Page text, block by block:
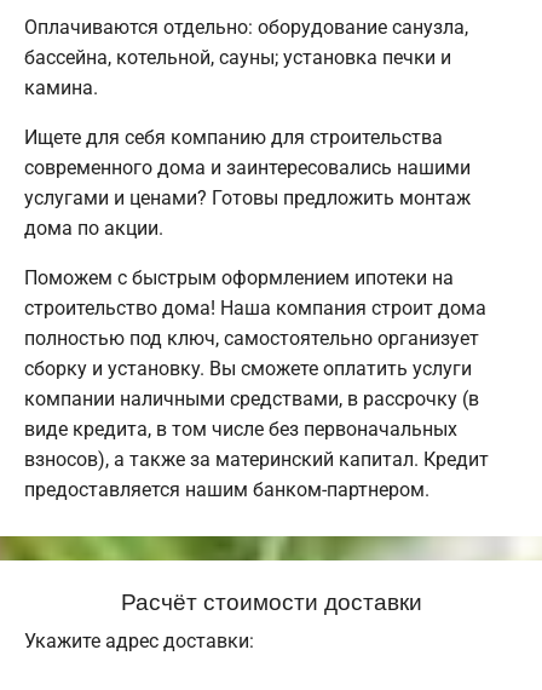
Оплачиваются отдельно: оборудование санузла,
бассейна, котельной, сауны; установка печки и
камина.
Ищете для себя компанию для строительства
современного дома и заинтересовались нашими
услугами и ценами? Готовы предложить монтаж
дома по акции.
Поможем с быстрым оформлением ипотеки на
строительство дома! Наша компания строит дома
полностью под ключ, самостоятельно организует
сборку и установку. Вы сможете оплатить услуги
компании наличными средствами, в рассрочку (в
виде кредита, в том числе без первоначальных
взносов), а также за материнский капитал. Кредит
предоставляется нашим банком-партнером.
Расчёт стоимости доставки
Укажите адрес доставки: